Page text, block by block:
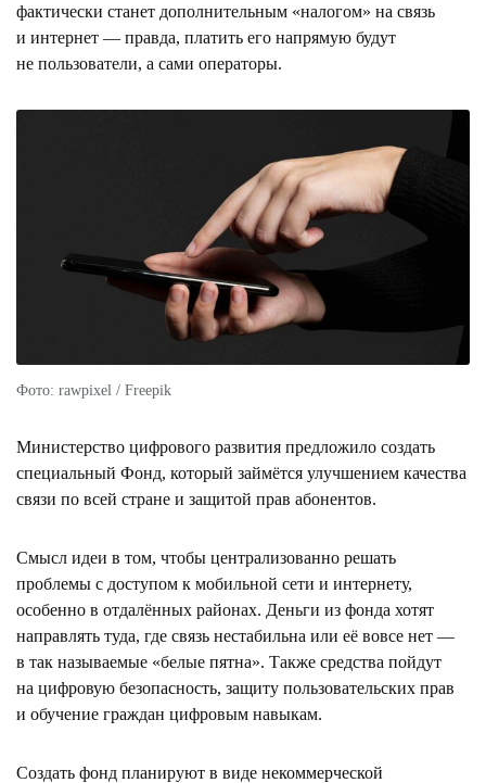
фактически станет дополнительным «налогом» на связь
и интернет — правда, платить его напрямую будут
не пользователи, а сами операторы.
Фото: rawpixel / Freepik
Министерство цифрового развития предложило создать
специальный Фонд, который займётся улучшением качества
связи по всей стране и защитой прав абонентов.
Смысл идеи в том, чтобы централизованно решать
проблемы с доступом к мобильной сети и интернету,
особенно в отдалённых районах. Деньги из фонда хотят
направлять туда, где связь нестабильна или её вовсе нет —
в так называемые «белые пятна». Также средства пойдут
на цифровую безопасность, защиту пользовательских прав
и обучение граждан цифровым навыкам.
Создать фонд планируют в виде некоммерческой